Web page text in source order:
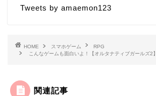
Tweets by amaemon123
HOME スマホゲーム
RPG
こんなゲームも面白いよ！【オルタナティブガールズ2】
関連記事